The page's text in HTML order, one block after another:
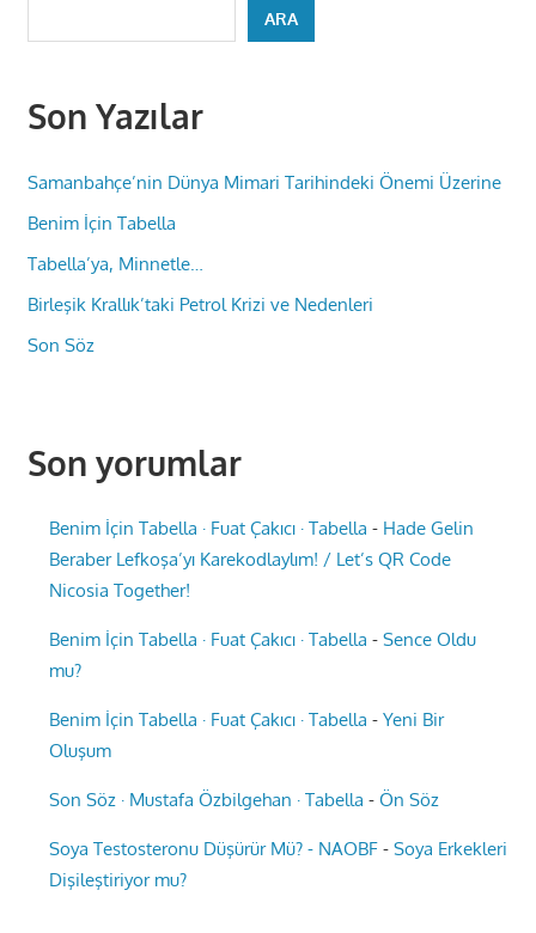
ARA
Son Yazılar
Samanbahçe’nin Dünya Mimari Tarihindeki Önemi Üzerine
Benim İçin Tabella
Tabella’ya, Minnetle…
Birleşik Krallık’taki Petrol Krizi ve Nedenleri
Son Söz
Son yorumlar
Benim İçin Tabella · Fuat Çakıcı · Tabella - Hade Gelin
Beraber Lefkoşa’yı Karekodlaylım! / Let’s QR Code
Nicosia Together!
Benim İçin Tabella · Fuat Çakıcı · Tabella -Sence Oldu
mu?
Benim İçin Tabella · Fuat Çakıcı · Tabella -Yeni Bir
Oluşum
Son Söz · Mustafa Özbilgehan · Tabella -Ön Söz
Soya Testosteronu Düşürür Mü? - NAOBF -Soya Erkekleri
Dişileştiriyor mu?